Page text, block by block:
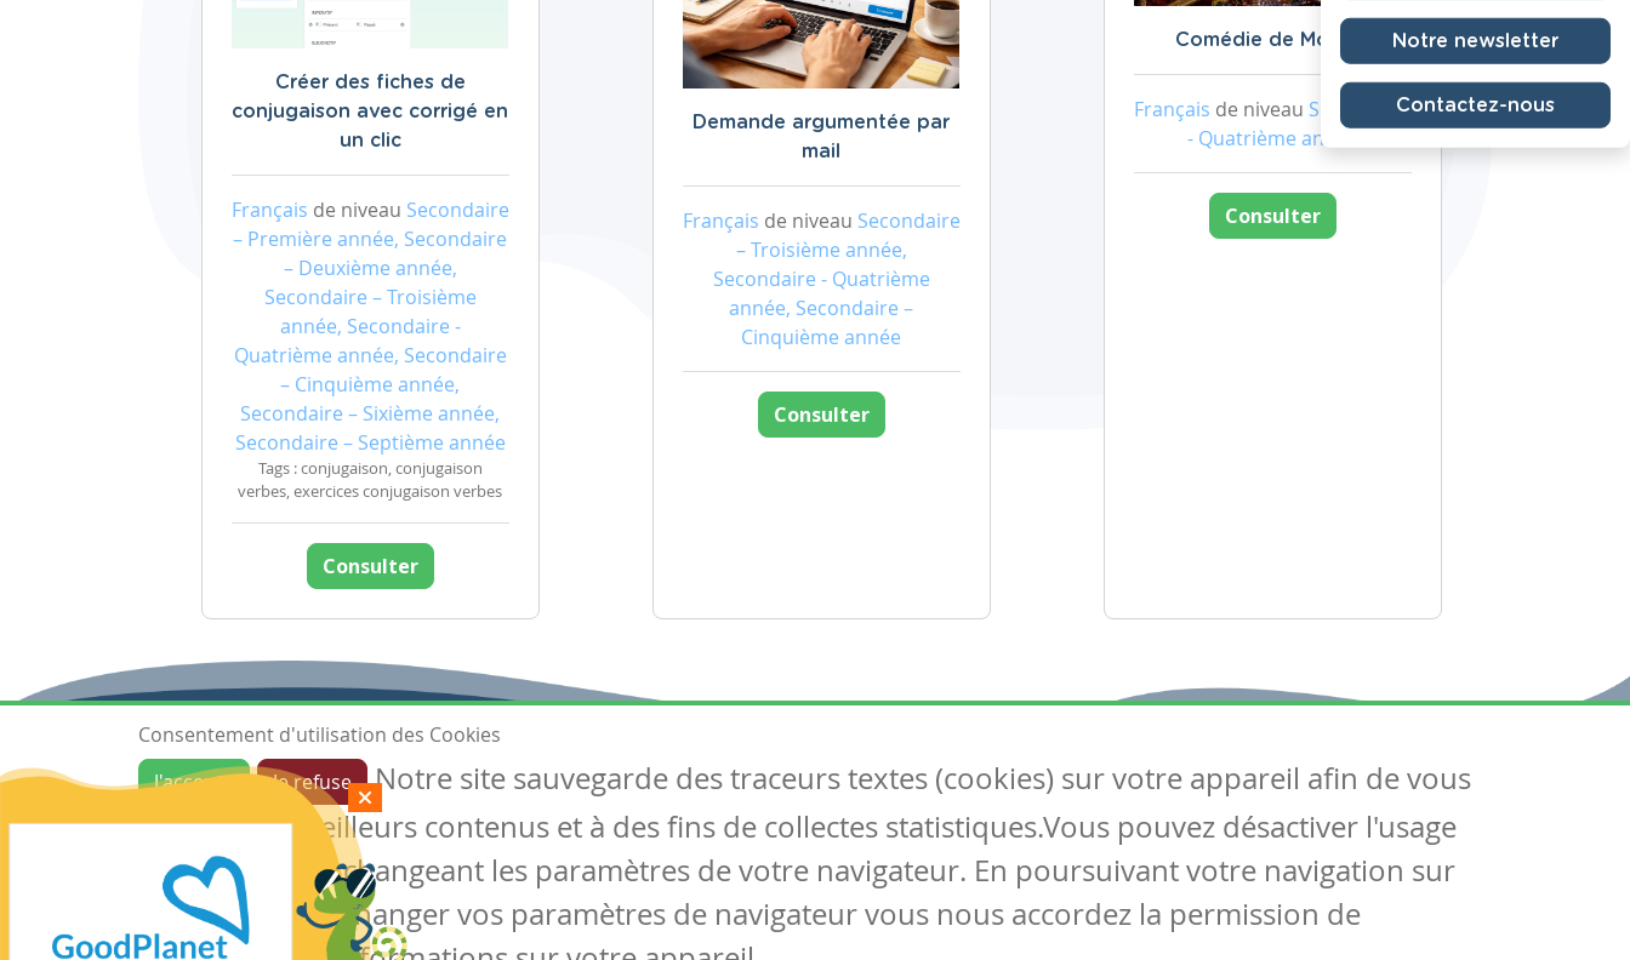
Créer des fiches de
conjugaison avec corrigé en
un clic
Français de niveau Secondaire
– Première année, Secondaire
– Deuxième année,
Secondaire – Troisième
année, Secondaire -
Quatrième année, Secondaire
– Cinquième année,
Secondaire – Sixième année,
Secondaire – Septième année
Tags : conjugaison, conjugaison
verbes, exercices conjugaison verbes
Consulter
Demande argumentée par
mail
Français de niveau Secondaire
– Troisième année,
Secondaire - Quatrième
année, Secondaire –
Cinquième année
Consulter
Comédie de Molière
Français de niveau Secondaire
- Quatrième année
Consulter
Notre newsletter
Contactez-nous
Ressources
Les ressources
Créer une ressource
Mes ressources
Articles
Tous les articles
Articles DYS
Circulaires
Suivez-nous
Contactez-nous
Soutien scolaire
Consentement d'utilisation des Cookies
J'accepte
Je refuse
Notre site sauvegarde des traceurs textes (cookies) sur votre appareil afin de vous
garantir de meilleurs contenus et à des fins de collectes statistiques.Vous pouvez désactiver l'usage
des cookies en changeant les paramètres de votre navigateur. En poursuivant votre navigation sur
notre site sans changer vos paramètres de navigateur vous nous accordez la permission de